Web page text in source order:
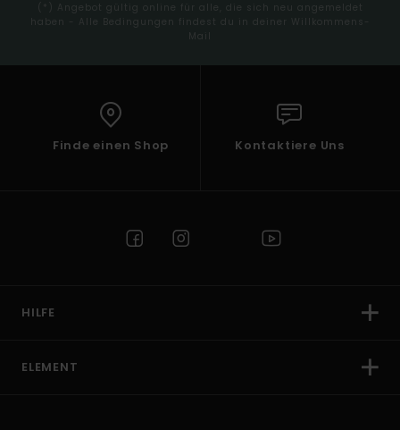
(*) Angebot gültig online für alle, die sich neu angemeldet
haben - Alle Bedingungen findest du in deiner Willkommens-
Mail
Finde einen Shop Kontaktiere Uns
HILFE
ELEMENT